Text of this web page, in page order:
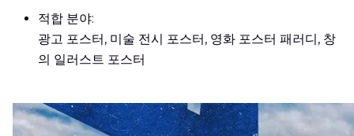
적합 분야:
광고 포스터, 미술 전시 포스터, 영화 포스터 패러디, 창
의 일러스트 포스터